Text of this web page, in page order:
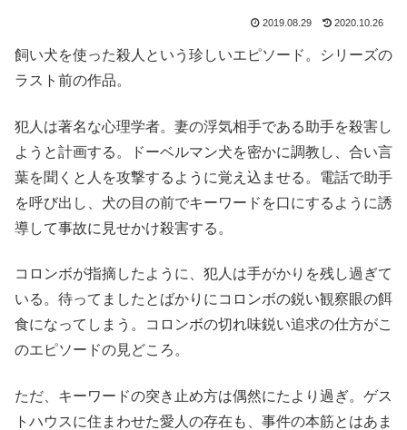
2019.08.29 2020.10.26
飼い犬を使った殺人という珍しいエピソード。シリーズの
ラスト前の作品。
犯人は著名な心理学者。妻の浮気相手である助手を殺害し
ようと計画する。ドーベルマン犬を密かに調教し、合い言
葉を聞くと人を攻撃するように覚え込ませる。電話で助手
を呼び出し、犬の目の前でキーワードを口にするように誘
導して事故に見せかけ殺害する。
コロンボが指摘したように、犯人は手がかりを残し過ぎて
いる。待ってましたとばかりにコロンボの鋭い観察眼の餌
食になってしまう。コロンボの切れ味鋭い追求の仕方がこ
のエピソードの見どころ。
ただ、キーワードの突き止め方は偶然にたより過ぎ。ゲス
トハウスに住まわせた愛人の存在も、事件の本筋とはあま